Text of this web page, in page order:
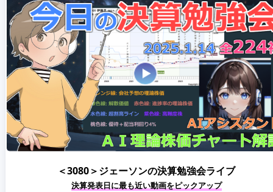
＜3080＞ジェーソンの決算勉強会ライブ
決算発表日に最も近い動画をピックアップ